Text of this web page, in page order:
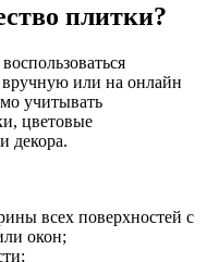
плитки?
вручную или на онлайн
учитывать
цветовые
декора.
всех поверхностей с
окон;